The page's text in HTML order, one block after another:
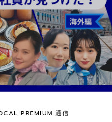
PREMIUM 通信